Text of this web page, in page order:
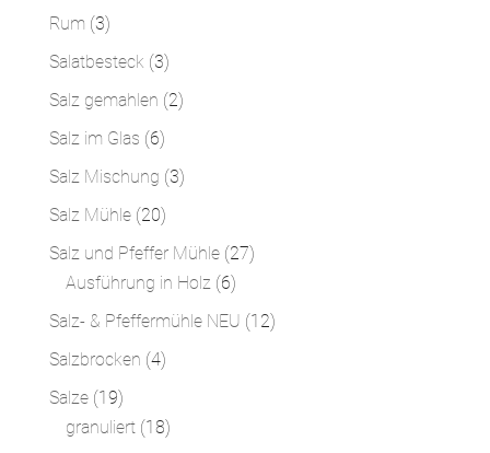
Rum 33
Produkte
Salatbesteck 33
Produkte
Salz gemahlen 22
Salz im Glas 66
Produkte
Salz Mischung 33
Salz Mühle 2020
Produkte
Salz und Pfeffer Mühle 2727
Ausführung in Holz 66
Produkte
Salz- & Pfeffermühle NEU 1212
Salzbrocken 44
Salze 1919
Produkte
granuliert 1818